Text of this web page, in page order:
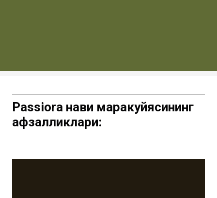
Passiora нави маракуйясининг
афзалликлари: